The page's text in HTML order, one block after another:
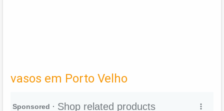
vasos em Porto Velho